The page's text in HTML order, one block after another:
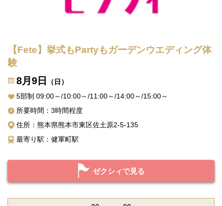
【Fete】挙式もPartyもガーデンウエディング体
験
8月9日
（日）
5部制 09:00～/10:00～/11:00～/14:00～/15:00～
所要時間：3時間程度
住所：熊本県熊本市東区佐土原2-5-135
最寄り駅：健軍町駅
ゼクシィで見る